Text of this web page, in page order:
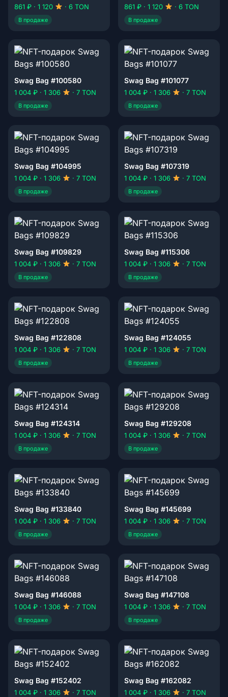
861 ₽ · 1 120 · 6 TON
В продаже
861 ₽ · 1 120 · 6 TON
В продаже
Swag Bag #100580
1 004 ₽ · 1 306 · 7 TON
В продаже
Swag Bag #101077
1 004 ₽ · 1 306 · 7 TON
В продаже
Swag Bag #104995
1 004 ₽ · 1 306 · 7 TON
В продаже
Swag Bag #107319
1 004 ₽ · 1 306 · 7 TON
В продаже
Swag Bag #109829
1 004 ₽ · 1 306 · 7 TON
В продаже
Swag Bag #115306
1 004 ₽ · 1 306 · 7 TON
В продаже
Swag Bag #122808
1 004 ₽ · 1 306 · 7 TON
В продаже
Swag Bag #124055
1 004 ₽ · 1 306 · 7 TON
В продаже
Swag Bag #124314
1 004 ₽ · 1 306 · 7 TON
В продаже
Swag Bag #129208
1 004 ₽ · 1 306 · 7 TON
В продаже
Swag Bag #133840
1 004 ₽ · 1 306 · 7 TON
В продаже
Swag Bag #145699
1 004 ₽ · 1 306 · 7 TON
В продаже
Swag Bag #146088
1 004 ₽ · 1 306 · 7 TON
В продаже
Swag Bag #147108
1 004 ₽ · 1 306 · 7 TON
В продаже
Swag Bag #152402
1 004 ₽ · 1 306 · 7 TON
Swag Bag #162082
1 004 ₽ · 1 306 · 7 TON